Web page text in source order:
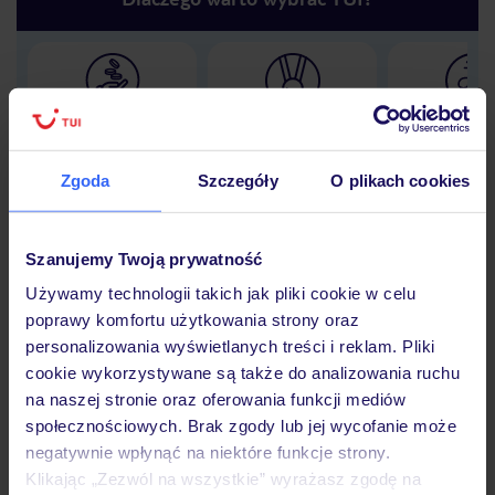
Zgoda Szczegóły O plikach cookies
Szanujemy Twoją prywatność
Używamy technologii takich jak pliki cookie w celu
poprawy komfortu użytkowania strony oraz
personalizowania wyświetlanych treści i reklam. Pliki
cookie wykorzystywane są także do analizowania ruchu
na naszej stronie oraz oferowania funkcji mediów
społecznościowych. Brak zgody lub jej wycofanie może
negatywnie wpłynąć na niektóre funkcje strony.
Klikając „Zezwól na wszystkie” wyrażasz zgodę na
Lider niskich cen 30 lat w
Hotel
Opinie
Pokoje